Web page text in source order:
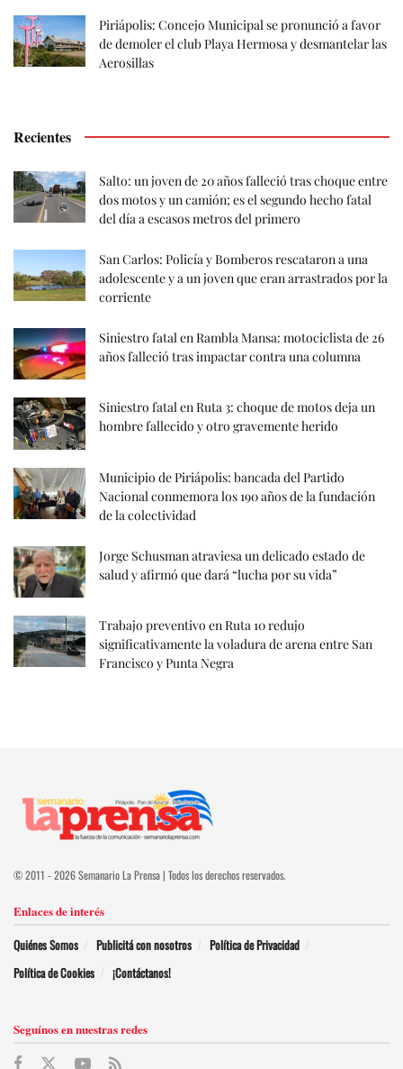
Piriápolis: Concejo Municipal se pronunció a favor
de demoler el club Playa Hermosa y desmantelar las
Aerosillas
Recientes
Salto: un joven de 20 años falleció tras choque entre
dos motos y un camión; es el segundo hecho fatal
del día a escasos metros del primero
San Carlos: Policía y Bomberos rescataron a una
adolescente y a un joven que eran arrastrados por la
corriente
Siniestro fatal en Rambla Mansa: motociclista de 26
años falleció tras impactar contra una columna
Siniestro fatal en Ruta 3: choque de motos deja un
hombre fallecido y otro gravemente herido
Municipio de Piriápolis: bancada del Partido
Nacional conmemora los 190 años de la fundación
de la colectividad
Jorge Schusman atraviesa un delicado estado de
salud y afirmó que dará “lucha por su vida”
Trabajo preventivo en Ruta 10 redujo
significativamente la voladura de arena entre San
Francisco y Punta Negra
© 2011 - 2026 Semanario La Prensa | Todos los derechos reservados.
Enlaces de interés
Quiénes Somos Publicitá con nosotros
Política de Privacidad
Política de Cookies
¡Contáctanos!
Seguínos en nuestras redes